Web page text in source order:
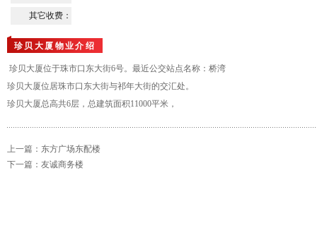
其它收费：
珍贝大厦物业介绍
珍贝大厦位于珠市口东大街6号。最近公交站点名称：桥湾
珍贝大厦位居珠市口东大街与祁年大街的交汇处。
珍贝大厦总高共6层，总建筑面积11000平米，
上一篇： 东方广场东配楼
下一篇： 友诚商务楼